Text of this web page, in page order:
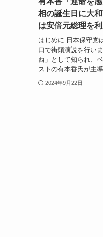
相の誕生日に大
は安倍元総理を
はじめに 日本保守党
口で街頭演説を行い
西」として知られ、
ストの有本香氏が主
2024年9月22日